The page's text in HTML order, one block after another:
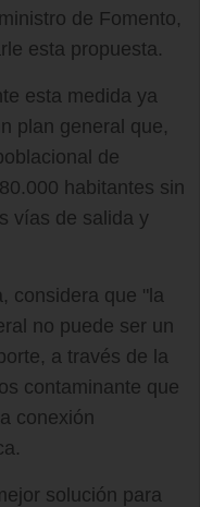
de Fomento,
esta propuesta.
esta medida ya
plan general que,
de
habitantes sin
vías de salida y
considera que "la
no puede ser un
a través de la
contaminante que
conexión
solución para